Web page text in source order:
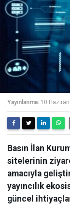
Yayınlanma: 10
Basın İlan
sitelerinin
amacıyla
yayıncılık
güncel